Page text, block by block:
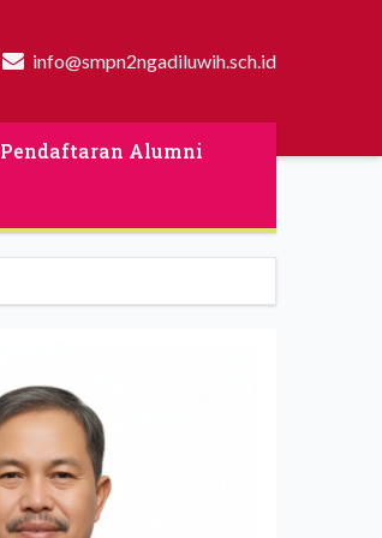
info@smpn2ngadiluwih.sch.id
Pendaftaran Alumni